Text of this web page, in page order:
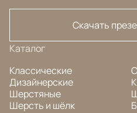
Скачать
Каталог
Классические
Дизайнерские
Шерстяные
Шерсть и шёлк